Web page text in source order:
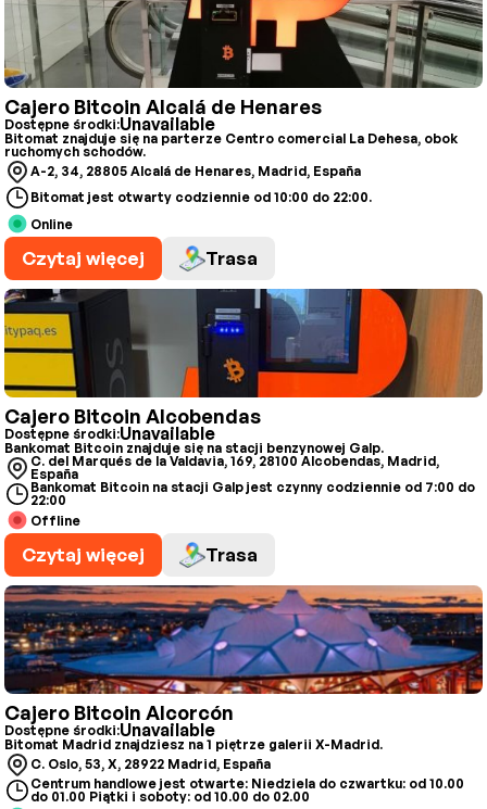
Cajero Bitcoin Alcalá de Henares
Dostępne środki:Unavailable
Bitomat znajduje się na parterze Centro comercial La Dehesa, obok
ruchomych schodów.
A-2, 34, 28805 Alcalá de Henares, Madrid, España
Bitomat jest otwarty codziennie od 10:00 do 22:00.
Online
Czytaj więcej Trasa
Cajero Bitcoin Alcobendas
Dostępne środki:Unavailable
Bankomat Bitcoin znajduje się na stacji benzynowej Galp.
C. del Marqués de la Valdavia, 169, 28100 Alcobendas, Madrid,
España
Bankomat Bitcoin na stacji Galp jest czynny codziennie od 7:00 do
22:00
Offline
Czytaj więcej Trasa
Cajero Bitcoin Alcorcón
Dostępne środki:Unavailable
Bitomat Madrid znajdziesz na 1 piętrze galerii X-Madrid.
C. Oslo, 53, X, 28922 Madrid, España
Centrum handlowe jest otwarte: Niedziela do czwartku: od 10.00
do 01.00 Piątki i soboty: od 10.00 do 02.00